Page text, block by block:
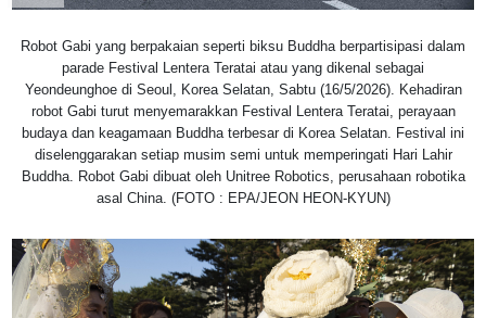
Robot Gabi yang berpakaian seperti biksu Buddha berpartisipasi dalam
parade Festival Lentera Teratai atau yang dikenal sebagai
Yeondeunghoe di Seoul, Korea Selatan, Sabtu (16/5/2026). Kehadiran
robot Gabi turut menyemarakkan Festival Lentera Teratai, perayaan
budaya dan keagamaan Buddha terbesar di Korea Selatan. Festival ini
diselenggarakan setiap musim semi untuk memperingati Hari Lahir
Buddha. Robot Gabi dibuat oleh Unitree Robotics, perusahaan robotika
asal China. (FOTO : EPA/JEON HEON-KYUN)